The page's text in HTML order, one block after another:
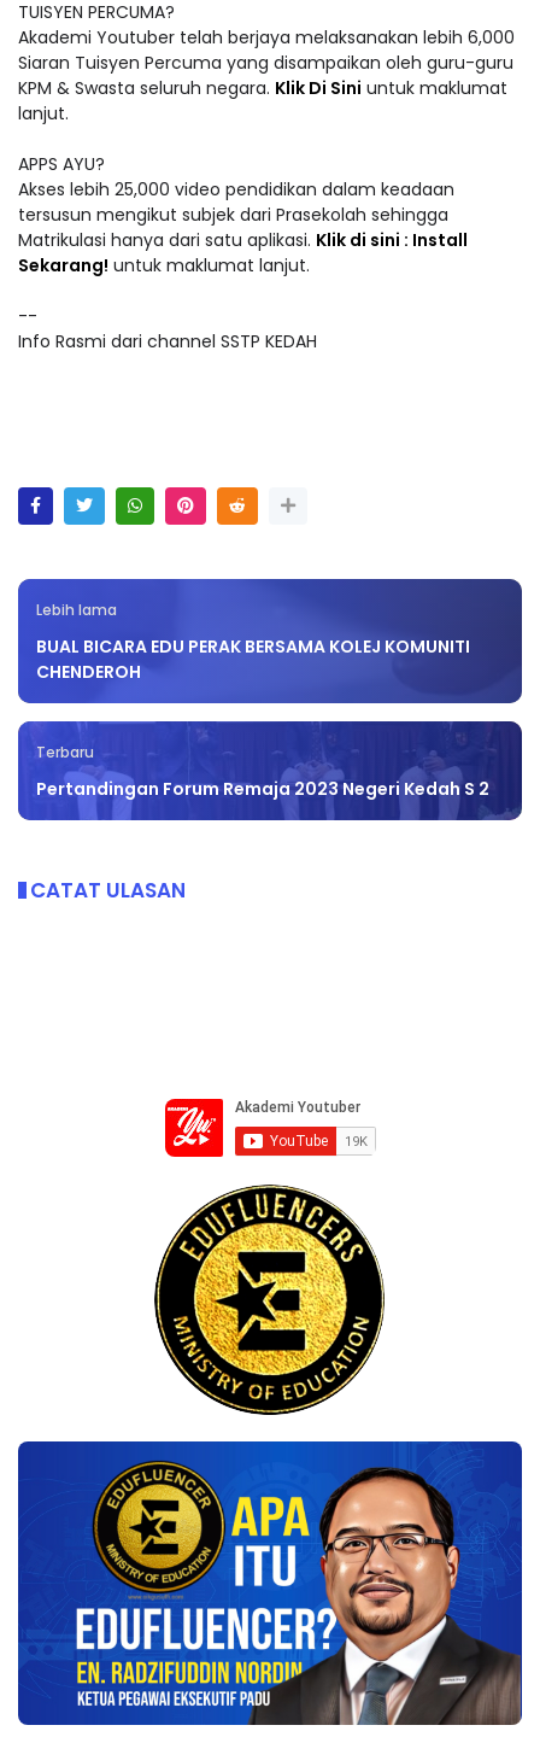
TUISYEN PERCUMA?
Akademi Youtuber telah berjaya melaksanakan lebih 6,000
Siaran Tuisyen Percuma yang disampaikan oleh guru-guru
KPM & Swasta seluruh negara. Klik Di Sini untuk maklumat
lanjut.
APPS AYU?
Akses lebih 25,000 video pendidikan dalam keadaan
tersusun mengikut subjek dari Prasekolah sehingga
Matrikulasi hanya dari satu aplikasi. Klik di sini : Install
Sekarang! untuk maklumat lanjut.
--
Info Rasmi dari channel SSTP KEDAH
Lebih lama
BUAL BICARA EDU PERAK BERSAMA KOLEJ KOMUNITI
CHENDEROH
Terbaru
Pertandingan Forum Remaja 2023 Negeri Kedah S 2
CATAT ULASAN